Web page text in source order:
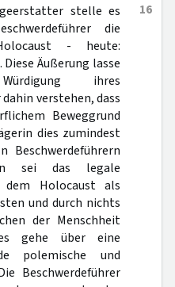
16
stelle es
die
- heute:
Äußerung lasse
ihres
verstehen, dass
Beweggrund
dies zumindest
Beschwerdeführern
sei das legale
Holocaust als
und durch nichts
der Menschheit
gehe über eine
polemische und
Beschwerdeführer